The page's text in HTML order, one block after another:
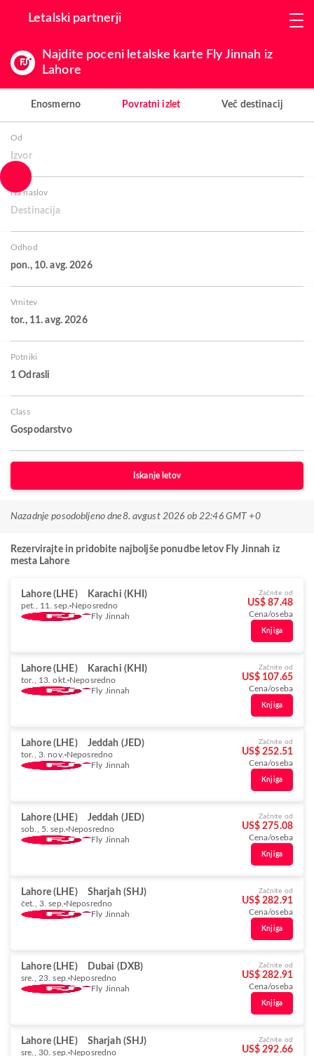
Letalski partnerji
Najdite poceni letalske karte Fly Jinnah iz
Lahore
Enosmerno Povratni izlet Več destinacij
Od
Izvor
Na naslov
Destinacija
Odhod
pon., 10. avg. 2026
Vrnitev
tor., 11. avg. 2026
Potniki
1 Odrasli
Class
Gospodarstvo
Iskanje letov
Nazadnje posodobljeno dne8. avgust 2026 ob 22:46 GMT +0
Rezervirajte in pridobite najboljše ponudbe letov Fly Jinnah iz
mesta Lahore
Lahore (LHE) Karachi (KHI)
pet., 11. sep. Neposredno
Fly Jinnah
Začnite od
US$ 87.48
Cena/oseba
Knjiga
Lahore (LHE) Karachi (KHI)
tor., 13. okt. Neposredno
Fly Jinnah
Začnite od
US$ 107.65
Cena/oseba
Knjiga
Lahore (LHE) Jeddah (JED)
tor., 3. nov. Neposredno
Fly Jinnah
Začnite od
US$ 252.51
Cena/oseba
Knjiga
Lahore (LHE) Jeddah (JED)
sob., 5. sep. Neposredno
Fly Jinnah
Začnite od
US$ 275.08
Cena/oseba
Knjiga
Lahore (LHE) Sharjah (SHJ)
čet., 3. sep. Neposredno
Fly Jinnah
Začnite od
US$ 282.91
Cena/oseba
Knjiga
Lahore (LHE) Dubai (DXB)
sre., 23. sep. Neposredno
Fly Jinnah
Začnite od
US$ 282.91
Cena/oseba
Knjiga
Lahore (LHE) Sharjah (SHJ)
sre., 30. sep. Neposredno
Začnite od
US$ 292.66